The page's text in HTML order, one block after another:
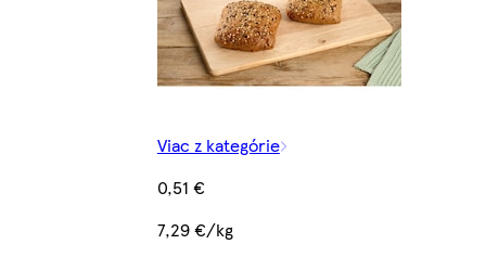
Viac z kategórie
0,51 €
7,29 €/kg